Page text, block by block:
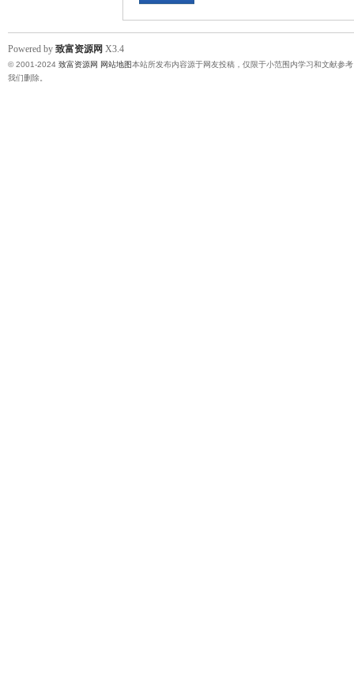
Powered by 致富资源网 X3.4
© 2001-2024 致富资源网 网站地图本站所发布内容源于网友投稿，仅限于小范围内学习和文献参
我们删除。